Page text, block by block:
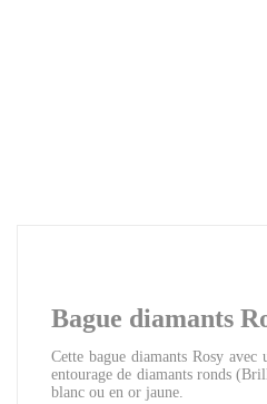
Bague diamants
Cette bague diamants Rosy
entourage de diamants ronds
blanc ou en or jaune.